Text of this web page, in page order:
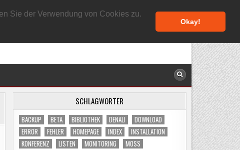
Sie der Verwendung von Cookies zu.
Okay!
6. AUGUST 2026
SCHLAGWÖRTER
BACKUP BETA BIBLIOTHEK DENALI
DOWNLOAD
ERROR
FEHLER HOMEPAGE INDEX
INSTALLATION
KONFERENZ
LISTEN MONITORING
MOSS